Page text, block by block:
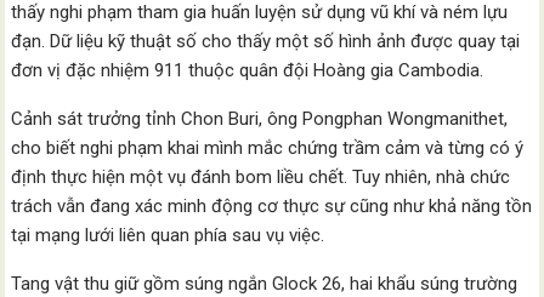
thấy nghi phạm tham gia huấn luyện sử dụng vũ khí và ném lựu
đạn. Dữ liệu kỹ thuật số cho thấy một số hình ảnh được quay tại
đơn vị đặc nhiệm 911 thuộc quân đội Hoàng gia Cambodia.
Cảnh sát trưởng tỉnh Chon Buri, ông Pongphan Wongmanithet,
cho biết nghi phạm khai mình mắc chứng trầm cảm và từng có ý
định thực hiện một vụ đánh bom liều chết. Tuy nhiên, nhà chức
trách vẫn đang xác minh động cơ thực sự cũng như khả năng tồn
tại mạng lưới liên quan phía sau vụ việc.
Tang vật thu giữ gồm súng ngắn Glock 26, hai khẩu súng trường